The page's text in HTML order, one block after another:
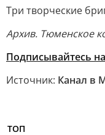
Три творческие
Архив. Тюменское
Подписывайтесь
Источник: Канал в
ТОП